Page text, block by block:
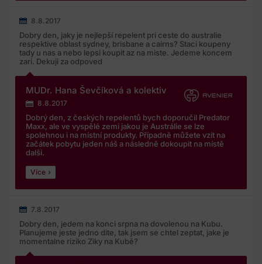
8.8.2017
Dobry den, jaky je nejlepší repelent pri ceste do australie
respektive oblast sydney, brisbane a cairns? Staci koupeny
tady u nas a nebo lepsi koupit az na miste. Jedeme koncem
zari. Dekuji za odpoved
MUDr. Hana Ševčíková a kolektiv
8.8.2017
Dobrý den, z českých repelentů bych doporučil Predator
Maxx, ale ve vyspělé zemi jakou je Austrálie se lze
spolehnou i na místní produkty. Případně můžete vzít na
začátek pobytu jeden náš a následně dokoupit na místě
další.
Více
7.8.2017
Dobry den, jedem na konci srpna na dovolenou na Kubu.
Planujeme jeste jedno dite, tak jsem se chtel zeptat, jake je
momentalne riziko Ziky na Kubě?